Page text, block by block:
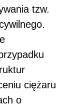
tzw.
ciężaru
o